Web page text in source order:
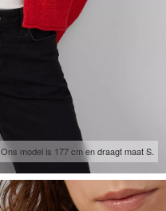
Ons model is 177 cm en draagt maat S.